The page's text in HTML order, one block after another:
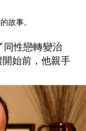
故事。
同性戀轉變治
始前，他親手